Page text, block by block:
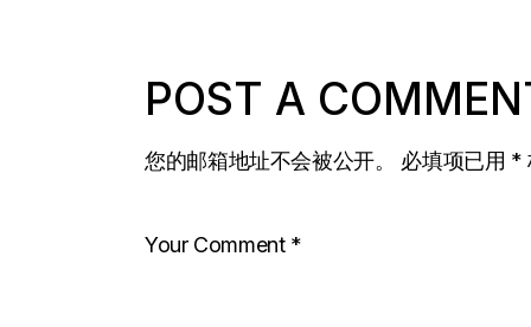
POST A
您的邮箱地址不会被公开。 必填项已用 *